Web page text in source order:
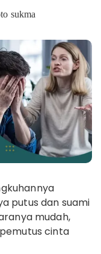
sukma
putus dan suami
mudah,
cinta